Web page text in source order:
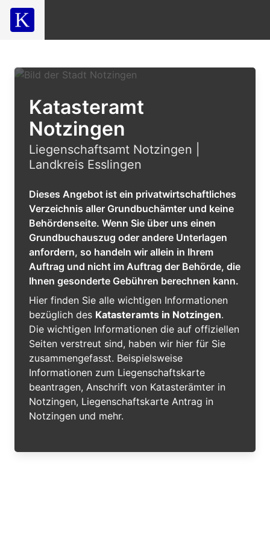
Katasteramt
Notzingen
Liegenschaftsamt Notzingen |
Landkreis Esslingen
Dieses Angebot ist ein privatwirtschaftliches
Verzeichnis aller Grundbuchämter und keine
Behördenseite. Wenn Sie über uns einen
Grundbuchauszug oder andere Unterlagen
anfordern, so handeln wir allein in Ihrem
Auftrag und nicht im Auftrag der Behörde, die
Ihnen gesonderte Gebühren berechnen kann.
Hier finden Sie alle wichtigen Informationen
bezüglich des Katasteramts in Notzingen.
Die wichtigen Informationen die auf offiziellen
Seiten verstreut sind, haben wir hier für Sie
zusammengefasst. Beispielsweise
Informationen zum Liegenschaftskarte
beantragen, Anschrift von Katasterämter in
Notzingen, Liegenschaftskarte Antrag in
Notzingen und mehr.